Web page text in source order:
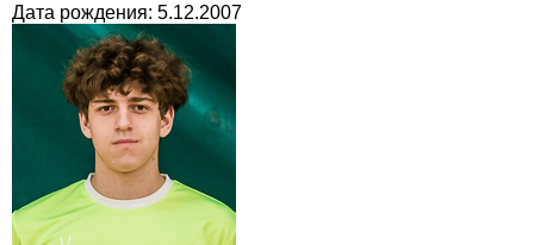
Дата рождения: 5.12.2007